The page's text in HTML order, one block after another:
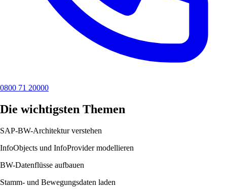
0800 71 20000
Die wichtigsten Themen
SAP-BW-Architektur verstehen
InfoObjects und InfoProvider modellieren
BW-Datenflüsse aufbauen
Stamm- und Bewegungsdaten laden